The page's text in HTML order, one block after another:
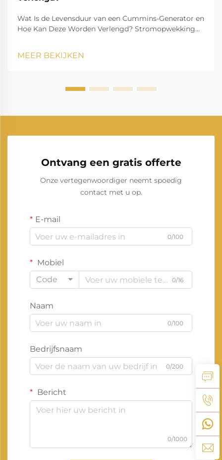
Wat Is de Levensduur van een Cummins-Generator en
Hoe Kan Deze Worden Verlengd? Stromopwekking
zorginstellingen en industrieën zonder onderbreking
MEER BEKIJKEN
Ontvang een gratis offerte
Onze vertegenwoordiger neemt spoedig
contact met u op.
E-mail
0/100
Mobiel
Code
0/16
Naam
0/100
Bedrijfsnaam
0/200
Bericht
0/1000